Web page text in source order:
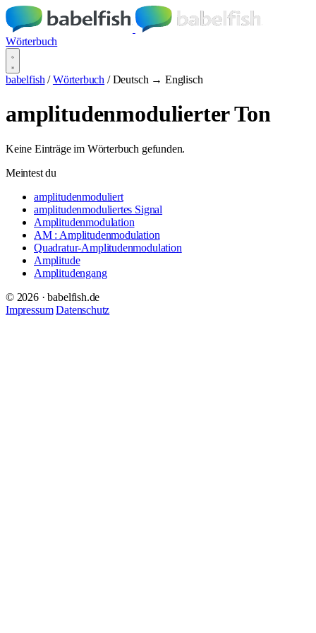
Wörterbuch
babelfish / Wörterbuch / Deutsch → Englisch
amplitudenmodulierter Ton
Keine Einträge im Wörterbuch gefunden.
Meintest du
amplitudenmoduliert
amplitudenmoduliertes Signal
Amplitudenmodulation
AM : Amplitudenmodulation
Quadratur-Amplitudenmodulation
Amplitude
Amplitudengang
© 2026 · babelfish.de
Impressum Datenschutz